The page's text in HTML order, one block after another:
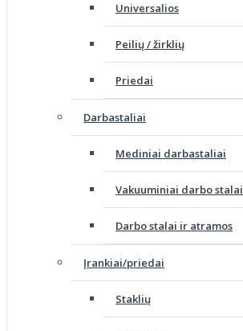
Universalios
Peilių / žirklių
Priedai
Darbastaliai
Mediniai darbastaliai
Vakuuminiai darbo stalai
Darbo stalai ir atramos
Įrankiai/priedai
Staklių